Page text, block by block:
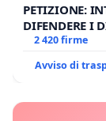
PETIZIONE:
DIFENDERE I
UDG)
2 420 firme
Avviso di